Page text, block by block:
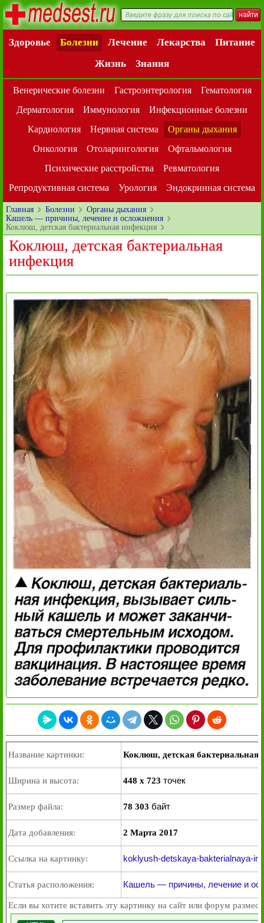
Здоровье Болезни Лечение Лекарства
Питание
Жизнь
Знания
Венерические болезни Гастроэнтерология
Гематология
Дерматология
Иммунология
Инфекционные болезни
Кардиология
Нервная система
Органы дыхания
Онкология
Отоларингология
Офтальмология
Психические расстройства
Ревматология
Репродуктивная система
Урология Эндокринная система
Главная Болезни
Органы дыхания
Кашель — причины, лечение и осложнения
Коклюш, детская бактериальная инфекция
Коклюш, детская бактериальная
инфекция
Название картинки: Коклюш, детская бактериальная
Ширина и высота: 448 x 723 точек
Размер файла: 78 303 байт
Дата добавления: 2 Марта 2017
Ссылка на картинку: koklyush-detskaya-bakterialnaya-
Статья расположения: Кашель — причины, лечение и
Если вы хотите вставить эту картинку на сайт или форум